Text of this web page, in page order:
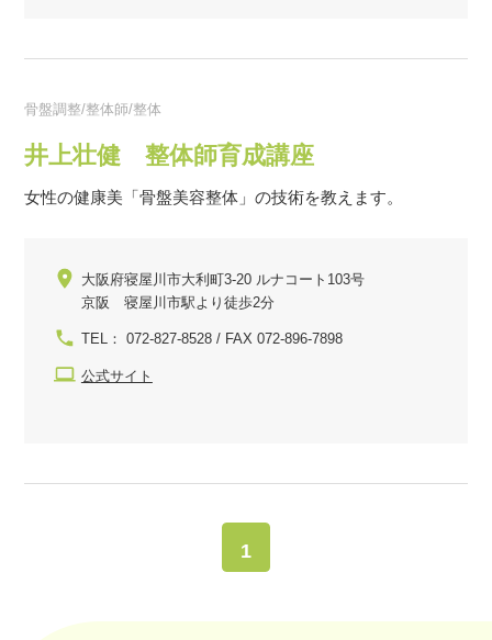
骨盤調整/整体師/整体
井上壮健 整体師育成講座
女性の健康美「骨盤美容整体」の技術を教えます。
大阪府寝屋川市大利町3-20 ルナコート103号
京阪 寝屋川市駅より徒歩2分
TEL： 072-827-8528 / FAX 072-896-7898
公式サイト
1